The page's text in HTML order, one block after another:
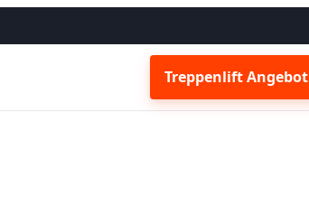
Treppenlift Angebot